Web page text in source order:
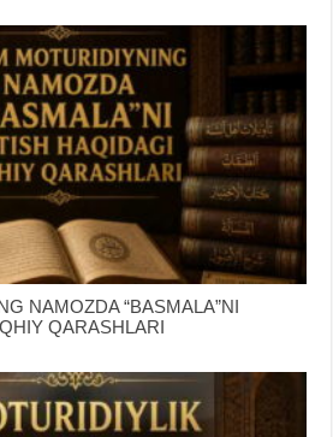
NAMOZDA “BASMALA”NI
QARASHLARI